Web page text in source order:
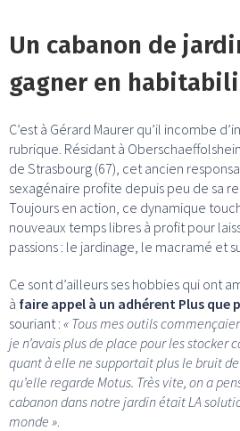
Un cabanon de
gagner en
C’est à Gérard Maurer qu’il incombe
rubrique. Résidant à
de Strasbourg (67), cet ancien
sexagénaire profite depuis peu de sa
Toujours en action, ce dynamique
nouveaux temps libres à profit pour
passions : le jardinage, le macramé et
Ce sont d’ailleurs ses hobbies qui ont
à faire appel à un adhérent Plus que
souriant : « Tous mes outils
je n’avais plus de place pour les stocker
quant à elle ne supportait plus le bruit
qu’elle regarde Motus. Très vite, on a
cabanon dans notre jardin était LA
monde »